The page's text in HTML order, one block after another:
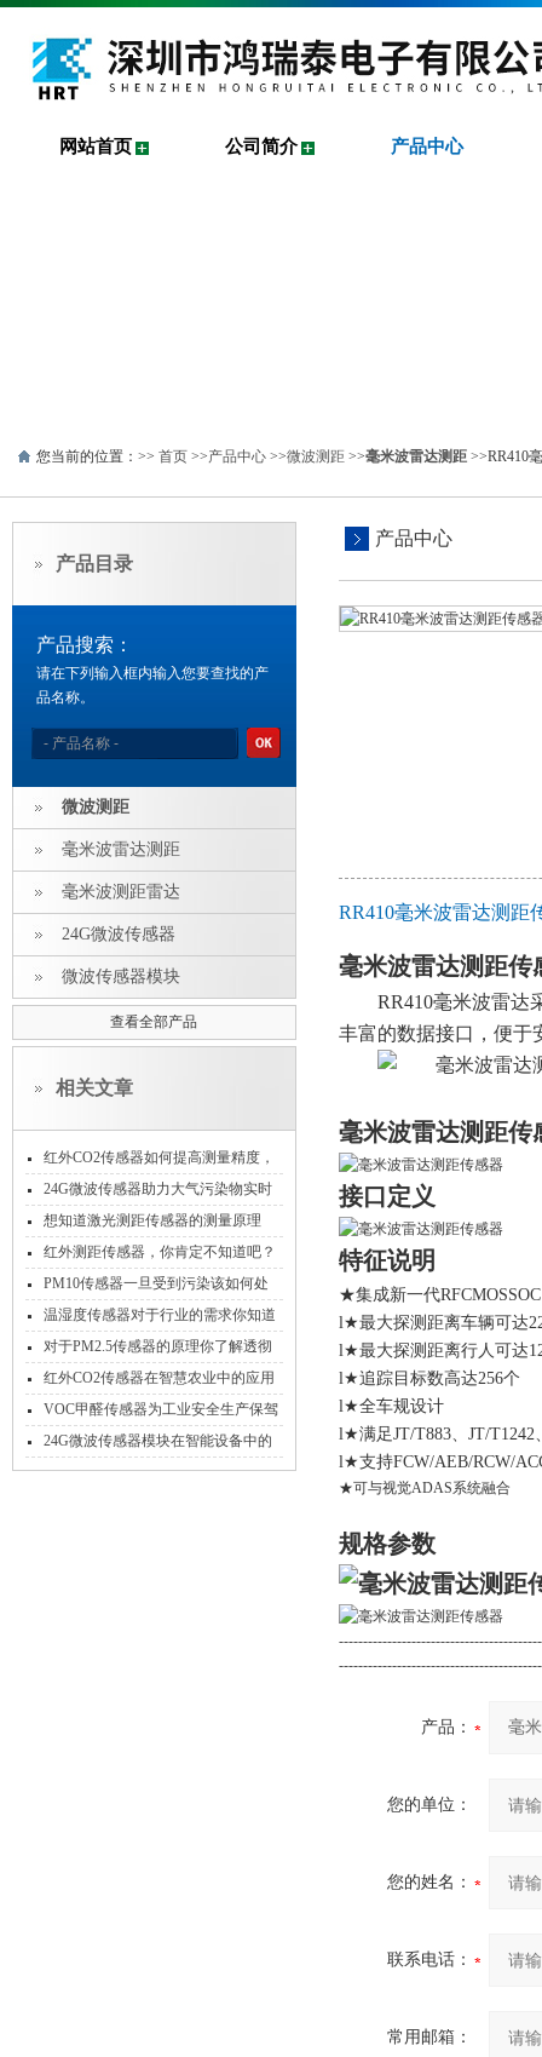
网站首页 公司简介 产品中心
您当前的位置：>> 首页 >>产品中心 >>微波测距 >>毫米波雷达测距 >>RR410
产品目录
产品搜索：
请在下列输入框内输入您要查找的产
品名称。
微波测距
毫米波雷达测距
毫米波测距雷达
24G微波传感器
微波传感器模块
查看全部产品
相关文章
红外CO2传感器如何提高测量精度，
需要采取哪些技术？
24G微波传感器助力大气污染物实时
捕捉
想知道激光测距传感器的测量原理
不，我只说一次！
红外测距传感器，你肯定不知道吧？
还不来看看！
PM10传感器一旦受到污染该如何处
理？
温湿度传感器对于行业的需求你知道
吗？
对于PM2.5传感器的原理你了解透彻
了吗？
红外CO2传感器在智慧农业中的应用
VOC甲醛传感器为工业安全生产保驾
护航
24G微波传感器模块在智能设备中的
应用
产品中心
RR410毫米波雷达测距
毫米波雷达测距传
RR410毫米波雷达
丰富的数据接口，便于
毫米波雷达测距传
接口定义
特征说明
★集成新一代
l★最大探测距离车辆可达
l★最大探测距离行人可达
l★追踪目标数高达256个
l★全车规设计
l★满足JT/T883、JT/T1242
l★支持FCW/AEB/RCW/
★可与视觉ADAS系统融合
规格参数
产品：
您的单位：
您的姓名：
联系电话：
常用邮箱：